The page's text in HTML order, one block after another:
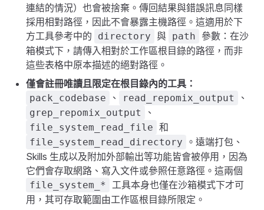
連結的情況）也會被捨棄。傳回結果與錯誤訊息同樣
採用相對路徑，因此不會暴露主機路徑。這適用於下
方工具參考中的
directory 與 path
參數：在沙
箱模式下，請傳入相對於工作區根目錄的路徑，而非
這些表格中原本描述的絕對路徑。
僅會註冊唯讀且限定在根目錄內的工具：
pack_codebase 、 read_repomix_output 、
grep_repomix_output 、
file_system_read_file 和
file_system_read_directory
。遠端打包、
Skills 生成以及附加外部輸出等功能皆會被停用，因為
它們會存取網路、寫入文件或參照任意路徑。這兩個
file_system_*
工具本身也僅在沙箱模式下才可
用，其可存取範圍由工作區根目錄所限定。